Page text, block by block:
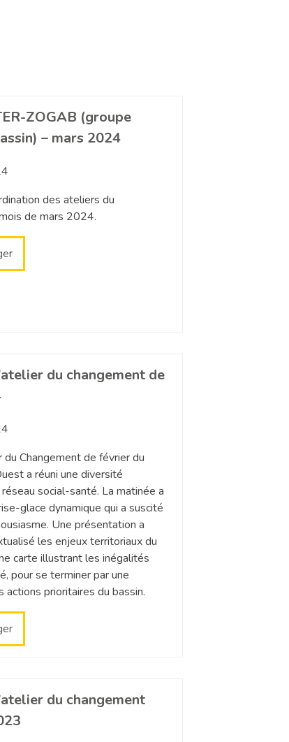
ZOGAB (groupe
– mars 2024
des ateliers du
de mars 2024.
du changement de
Changement de février du
a réuni une diversité
réseau social-santé. La matinée a
glace dynamique qui a suscité
Une présentation a
les enjeux territoriaux du
carte illustrant les inégalités
pour se terminer par une
actions prioritaires du bassin.
du changement